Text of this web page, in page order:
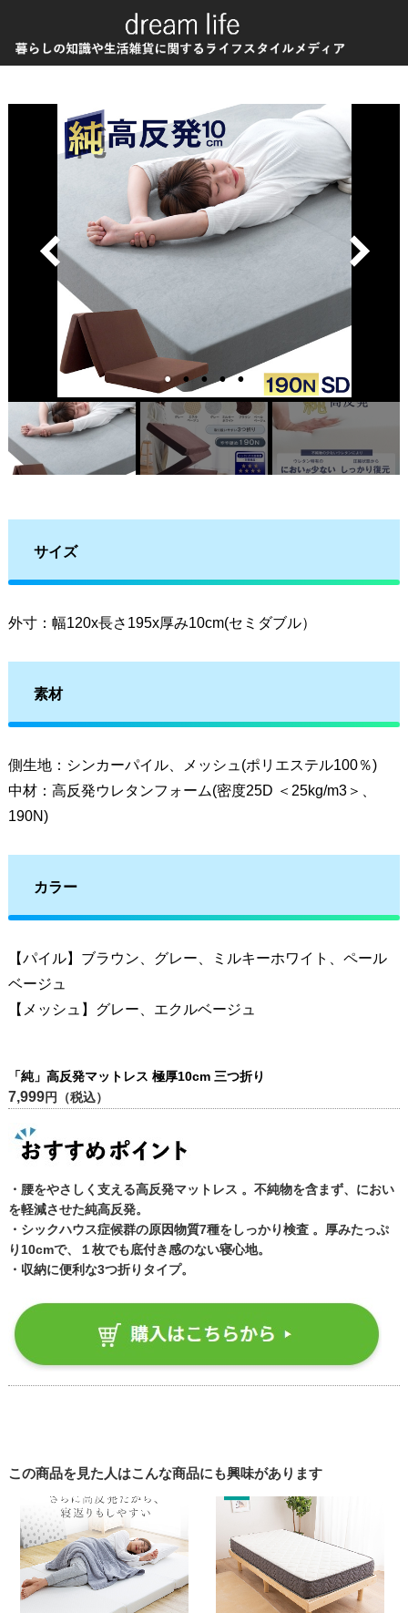
サイズ
外寸：幅120x長さ195x厚み10cm(セミダブル）
素材
側生地：シンカーパイル、メッシュ(ポリエステル100％)
中材：高反発ウレタンフォーム(密度25D ＜25kg/m3＞、
190N)
カラー
【パイル】ブラウン、グレー、ミルキーホワイト、ペール
ベージュ
【メッシュ】グレー、エクルベージュ
「純」高反発マットレス 極厚10cm 三つ折り
7,999円（税込）
・腰をやさしく支える高反発マットレス 。不純物を含まず、におい
を軽減させた純高反発。
・シックハウス症候群の原因物質7種をしっかり検査 。厚みたっぷ
り10cmで、１枚でも底付き感のない寝心地。
・収納に便利な3つ折りタイプ。
この商品を見た人はこんな商品にも興味があります